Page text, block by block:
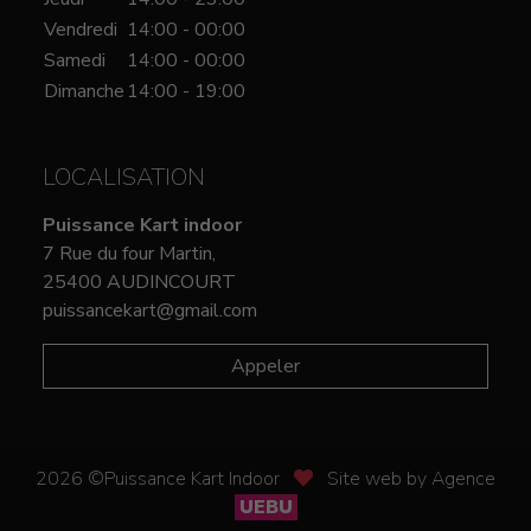
Vendredi 14:00 - 00:00
Samedi
14:00 - 00:00
Dimanche 14:00 - 19:00
LOCALISATION
Puissance Kart indoor
7 Rue du four Martin,
25400 AUDINCOURT
puissancekart@gmail.com
Appeler
2026 ©Puissance Kart Indoor
Site web by Agence
UEBU